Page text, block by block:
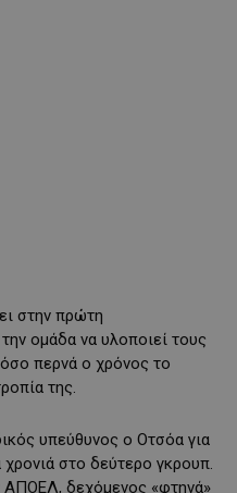
στην πρώτη
ομάδα να υλοποιεί τους
όσο περνά ο χρόνος το
της.
υπεύθυνος ο Οτσόα για
χρονιά στο δεύτερο γκρουπ.
ΑΠΟΕΛ, δεχόμενος «φτηνά»